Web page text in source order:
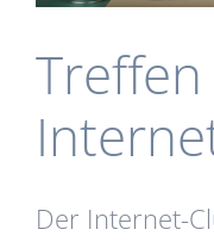
Der Internet-